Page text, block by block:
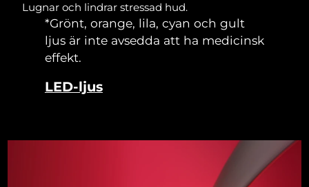
Lugnar och lindrar stressad hud.
*Grönt, orange, lila, cyan och gult
ljus är inte avsedda att ha medicinsk
effekt.
LED-ljus
Sverige Förväntad leverans
Schweiz Förväntad leverans10/08/2026
Turkiet Förväntad leverans11/08/2026
Förväntad leverans 11/08/2026